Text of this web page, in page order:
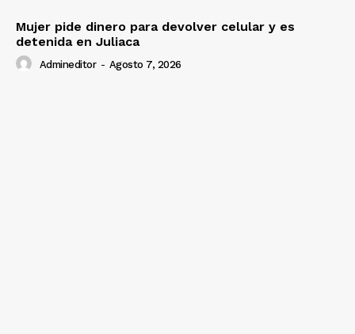
Mujer pide dinero para devolver celular y es
detenida en Juliaca
Admineditor - Agosto 7, 2026